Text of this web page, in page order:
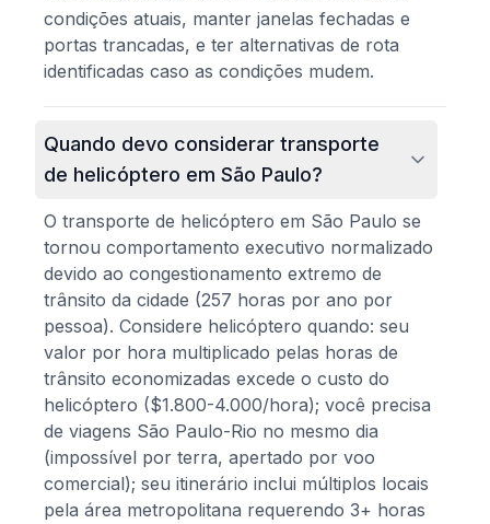
condições atuais, manter janelas fechadas e
portas trancadas, e ter alternativas de rota
identificadas caso as condições mudem.
Quando devo considerar transporte
de helicóptero em São Paulo?
O transporte de helicóptero em São Paulo se
tornou comportamento executivo normalizado
devido ao congestionamento extremo de
trânsito da cidade (257 horas por ano por
pessoa). Considere helicóptero quando: seu
valor por hora multiplicado pelas horas de
trânsito economizadas excede o custo do
helicóptero ($1.800-4.000/hora); você precisa
de viagens São Paulo-Rio no mesmo dia
(impossível por terra, apertado por voo
comercial); seu itinerário inclui múltiplos locais
pela área metropolitana requerendo 3+ horas